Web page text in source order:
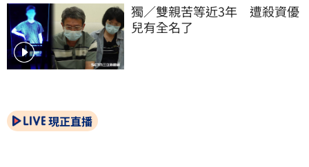
獨／雙親苦等近3年　遭殺資優
兒有全名了
現正直播